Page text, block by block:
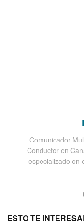
Comunicador
Conductor en
especializado en
ESTO TE